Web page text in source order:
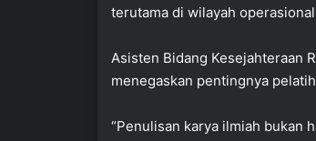
terutama di wilayah
Asisten Bidang Kesejahteraan
menegaskan pentingnya
“Penulisan karya ilmiah bukan